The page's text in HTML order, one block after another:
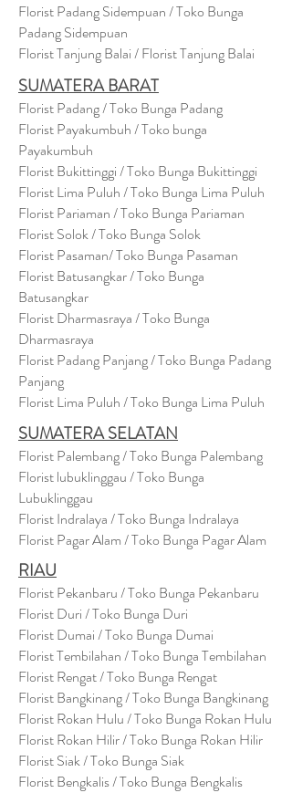
Florist Padang Sidempuan / Toko Bunga
Padang Sidempuan
Florist Tanjung Balai / Florist Tanjung Balai
SUMATERA BARAT
Florist Padang / Toko Bunga Padang
Florist Payakumbuh / Toko bunga
Payakumbuh
Florist Bukittinggi / Toko Bunga Bukittinggi
Florist Lima Puluh / Toko Bunga Lima Puluh
Florist Pariaman / Toko Bunga Pariaman
Florist Solok / Toko Bunga Solok
Florist Pasaman/ Toko Bunga Pasaman
Florist Batusangkar / Toko Bunga
Batusangkar
Florist Dharmasraya / Toko Bunga
Dharmasraya
Florist Padang Panjang / Toko Bunga Padang
Panjang
Florist Lima Puluh / Toko Bunga Lima Puluh
SUMATERA SELATAN
Florist Palembang / Toko Bunga Palembang
Florist lubuklinggau / Toko Bunga
Lubuklinggau
Florist Indralaya / Toko Bunga Indralaya
Florist Pagar Alam / Toko Bunga Pagar Alam
RIAU
Florist Pekanbaru / Toko Bunga Pekanbaru
Florist Duri / Toko Bunga Duri
Florist Dumai / Toko Bunga Dumai
Florist Tembilahan / Toko Bunga Tembilahan
Florist Rengat / Toko Bunga Rengat
Florist Bangkinang / Toko Bunga Bangkinang
Florist Rokan Hulu / Toko Bunga Rokan Hulu
Florist Rokan Hilir / Toko Bunga Rokan Hilir
Florist Siak / Toko Bunga Siak
Florist Bengkalis / Toko Bunga Bengkalis